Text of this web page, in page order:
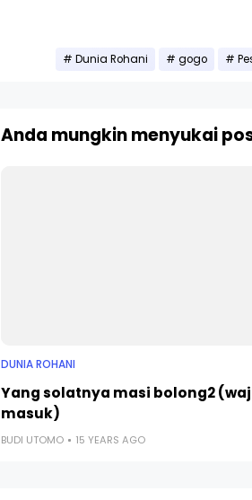
Dunia Rohani gogo
Anda mungkin menyukai
DUNIA ROHANI
Yang solatnya masi bolong2
masuk)
BUDI UTOMO 15 YEARS AGO